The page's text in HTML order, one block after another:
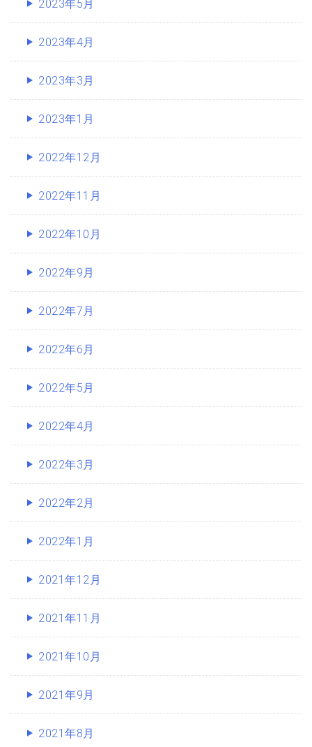
2023年5月
2023年4月
2023年3月
2023年1月
2022年12月
2022年11月
2022年10月
2022年9月
2022年7月
2022年6月
2022年5月
2022年4月
2022年3月
2022年2月
2022年1月
2021年12月
2021年11月
2021年10月
2021年9月
2021年8月